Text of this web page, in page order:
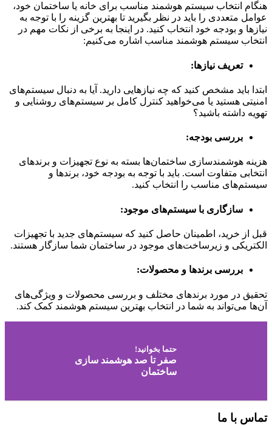
هنگام انتخاب سیستم هوشمند مناسب برای خانه یا ساختمان خود،
عوامل متعددی را باید در نظر بگیرید تا بهترین گزینه را با توجه به
نیازها و بودجه خود انتخاب کنید. در اینجا به برخی از نکات مهم در
انتخاب سیستم هوشمند مناسب اشاره می‌کنیم:
تعریف نیازها:
ابتدا باید مشخص کنید که چه نیازهایی دارید. آیا به دنبال سیستم‌های
امنیتی هستید یا می‌خواهید کنترل کامل بر سیستم‌های روشنایی و
تهویه داشته باشید؟
بررسی بودجه:
هزینه هوشمندسازی ساختمان‌ها بسته به نوع تجهیزات و برندهای
انتخابی متفاوت است. باید با توجه به بودجه خود، برندها و
سیستم‌های مناسب را انتخاب کنید.
سازگاری با سیستم‌های موجود:
قبل از خرید، اطمینان حاصل کنید که سیستم‌های جدید با تجهیزات
الکتریکی و زیرساخت‌های موجود در ساختمان شما سازگار هستند.
بررسی برندها و محصولات:
تحقیق در مورد برندهای مختلف و بررسی محصولات و ویژگی‌های
آن‌ها می‌تواند به شما در انتخاب بهترین سیستم هوشمند کمک کند.
حتما بخوانید!
صفر تا صد هوشمند سازی
ساختمان
تماس با ما